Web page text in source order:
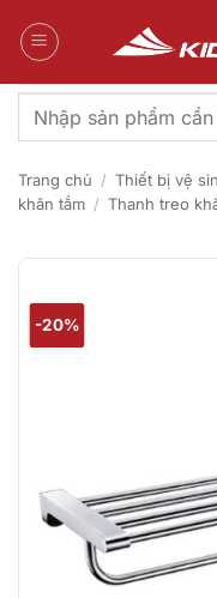
qua
Tìm
kiếm:
Trang chủ / Thiết bị vệ
khăn tắm / Thanh treo
-20%